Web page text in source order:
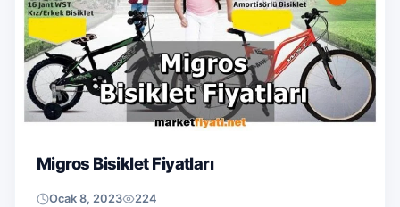
Migros Bisiklet Fiyatları
Ocak 8, 2023 224